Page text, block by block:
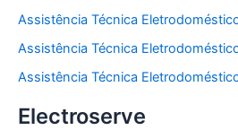
Assistência Técnica
Assistência Técnica
Assistência Técnica
Electroserve